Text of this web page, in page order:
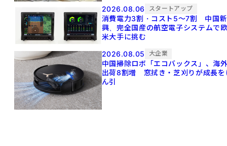
2026.08.06 スタートアップ
消費電力3割・コスト5〜7割 中国新
興、完全国産の航空電子システムで
米大手に挑む
2026.08.05
大企業
中国掃除ロボ「エコバックス」、海
出荷8割増 窓拭き・芝刈りが成長を
ん引